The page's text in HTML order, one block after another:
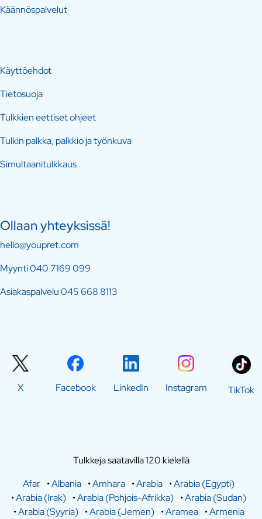
Käännöspalvelut
Käyttöehdot
Tietosuoja
Tulkkien eettiset ohjeet
Tulkin palkka, palkkio ja työnkuva
Simultaanitulkkaus
Ollaan yhteyksissä!
hello@youpret.com
Myynti040 7169 099
Asiakaspalvelu045 668 8113
X Facebook LinkedIn Instagram TikTok
Tulkkeja saatavilla 120 kielellä
Afar •Albania •Amhara •Arabia •Arabia (Egypti)
•Arabia (Irak) •Arabia (Pohjois-Afrikka) •Arabia (Sudan)
•Arabia (Syyria) •Arabia (Jemen) •Aramea •Armenia